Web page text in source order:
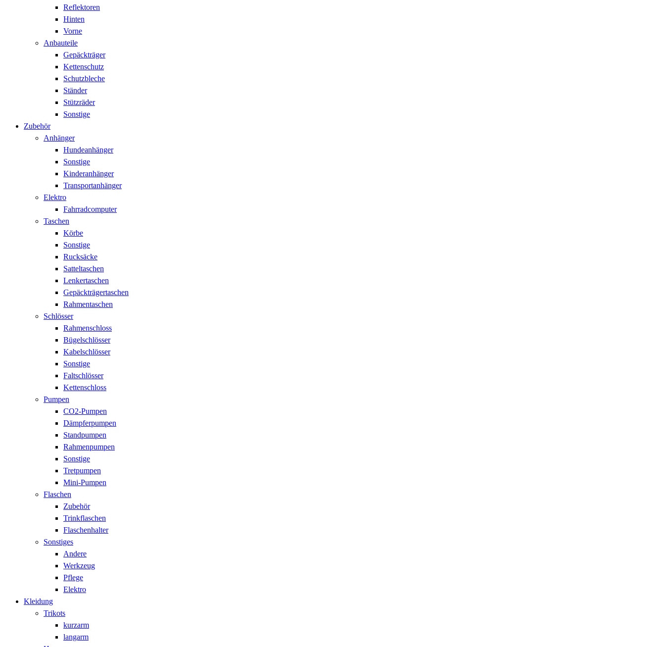
Reflektoren
Hinten
Vorne
Anbauteile
Gepäckträger
Kettenschutz
Schutzbleche
Ständer
Stützräder
Sonstige
Zubehör
Anhänger
Hundeanhänger
Sonstige
Kinderanhänger
Transportanhänger
Elektro
Fahrradcomputer
Taschen
Körbe
Sonstige
Rucksäcke
Satteltaschen
Lenkertaschen
Gepäckträgertaschen
Rahmentaschen
Schlösser
Rahmenschloss
Bügelschlösser
Kabelschlösser
Sonstige
Faltschlösser
Kettenschloss
Pumpen
CO2-Pumpen
Dämpferpumpen
Standpumpen
Rahmenpumpen
Sonstige
Tretpumpen
Mini-Pumpen
Flaschen
Zubehör
Trinkflaschen
Flaschenhalter
Sonstiges
Andere
Werkzeug
Pflege
Elektro
Kleidung
Trikots
kurzarm
langarm